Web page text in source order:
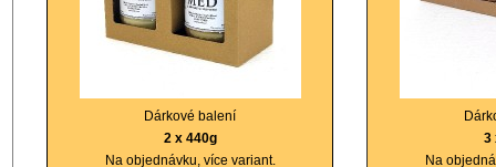
Dárkové balení
2 x 440g
Na objednávku, více variant.
3
Na